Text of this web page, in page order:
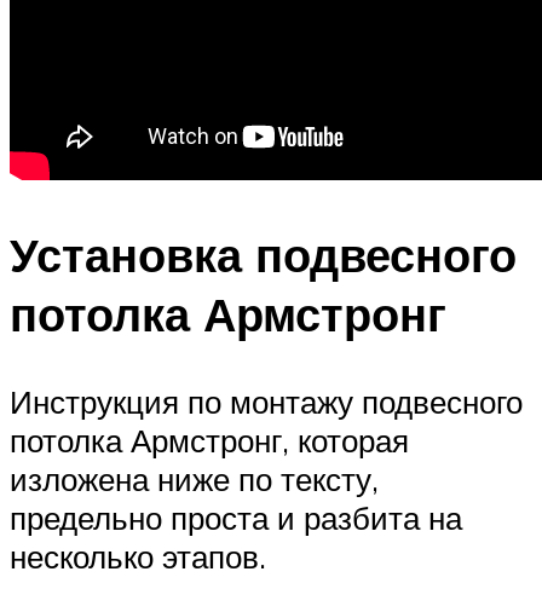
Установка подвесного
потолка Армстронг
Инструкция по монтажу подвесного
потолка Армстронг, которая
изложена ниже по тексту,
предельно проста и разбита на
несколько этапов.